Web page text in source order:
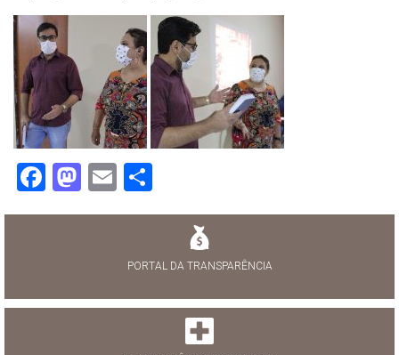
Facebook
Mastodon
Email
PORTAL DA TRANSPARÊNCIA